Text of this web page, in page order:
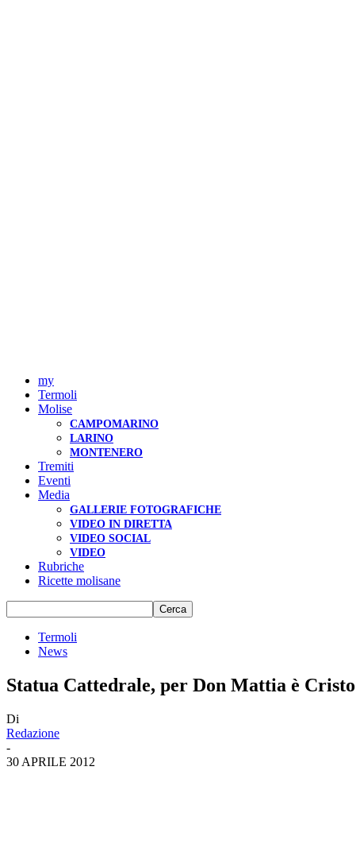
my
Termoli
Molise
CAMPOMARINO
LARINO
MONTENERO
Tremiti
Eventi
Media
GALLERIE FOTOGRAFICHE
VIDEO IN DIRETTA
VIDEO SOCIAL
VIDEO
Rubriche
Ricette molisane
Termoli
News
Statua Cattedrale, per Don Mattia è
Di
Redazione
-
30 APRILE 2012